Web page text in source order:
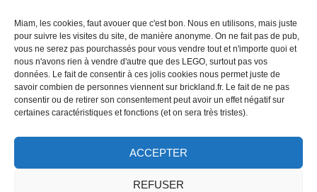
Miam, les cookies, faut avouer que c'est bon. Nous en utilisons, mais juste
pour suivre les visites du site, de manière anonyme. On ne fait pas de pub,
vous ne serez pas pourchassés pour vous vendre tout et n'importe quoi et
nous n'avons rien à vendre d'autre que des LEGO, surtout pas vos
données. Le fait de consentir à ces jolis cookies nous permet juste de
savoir combien de personnes viennent sur brickland.fr. Le fait de ne pas
consentir ou de retirer son consentement peut avoir un effet négatif sur
certaines caractéristiques et fonctions (et on sera très tristes).
ACCEPTER
REFUSER
Brickland.fr ne se revendique pas de l'écosystème LEGO.
MENTIONS LÉGALES
PARTENAIRES